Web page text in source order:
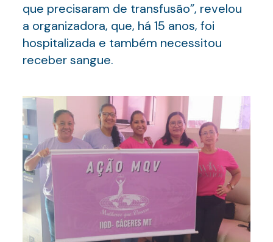
que precisaram de transfusão”, revelou
a organizadora, que, há 15 anos, foi
hospitalizada e também necessitou
receber sangue.